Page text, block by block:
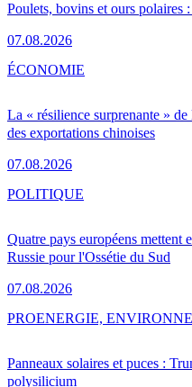
Poulets, bovins et ours polaires
07.08.2026
La « résilience surprenante »
des exportations chinoises
07.08.2026
ÉCONOMIE
Quatre pays européens mettent
Russie pour l'Ossétie du Sud
07.08.2026
POLITIQUE
Panneaux solaires et puces :
polysilicium
PROENERGIE,